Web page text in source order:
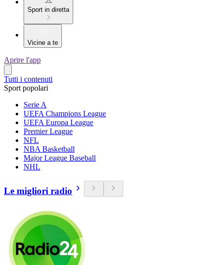
Sport in diretta
Vicine a te
Aprire l'app
Tutti i contenuti
Sport popolari
Serie A
UEFA Champions League
UEFA Europa League
Premier League
NFL
NBA Basketball
Major League Baseball
NHL
Le migliori radio